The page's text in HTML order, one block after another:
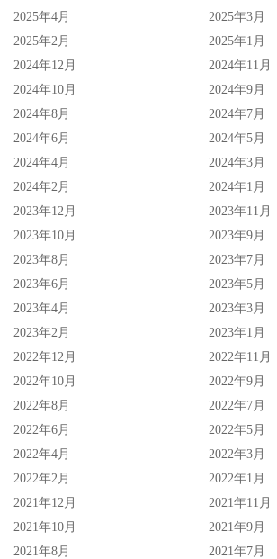
2025年4月
2025年3月
2025年2月
2025年1月
2024年12月
2024年11月
2024年10月
2024年9月
2024年8月
2024年7月
2024年6月
2024年5月
2024年4月
2024年3月
2024年2月
2024年1月
2023年12月
2023年11月
2023年10月
2023年9月
2023年8月
2023年7月
2023年6月
2023年5月
2023年4月
2023年3月
2023年2月
2023年1月
2022年12月
2022年11月
2022年10月
2022年9月
2022年8月
2022年7月
2022年6月
2022年5月
2022年4月
2022年3月
2022年2月
2022年1月
2021年12月
2021年11月
2021年10月
2021年9月
2021年8月
2021年7月